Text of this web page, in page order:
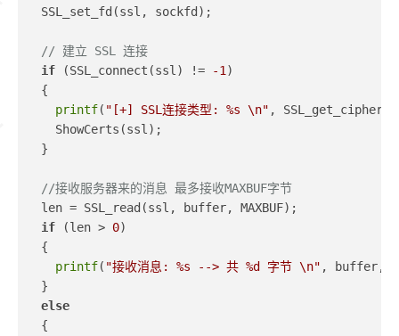
  SSL_set_fd(ssl, sockfd);
// 建立 SSL 连接
if (SSL_connect(ssl) != -1 )
  {
printf( "[+] SSL连接类型: %s \n" ,
    ShowCerts(ssl);
  }
//接收服务器来的消息 最多接收MAXBUF字节
  len = SSL_read(ssl, buffer, MAXBUF);
if (len > 0)
  {
printf( "接收消息: %s --> 共 %d 字节 \n" , buffer,
  }
else
  {